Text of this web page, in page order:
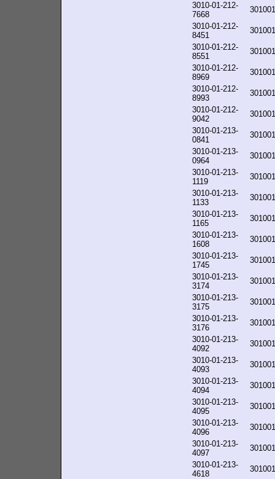
3010-01-212-
7668
3010-01-212-
8451
3010-01-212-
8551
3010-01-212-
8969
3010-01-212-
8993
3010-01-212-
9042
3010-01-213-
0841
3010-01-213-
0964
3010-01-213-
1119
3010-01-213-
1133
3010-01-213-
1165
3010-01-213-
1608
3010-01-213-
1745
3010-01-213-
3174
3010-01-213-
3175
3010-01-213-
3176
3010-01-213-
4092
3010-01-213-
4093
3010-01-213-
4094
3010-01-213-
4095
3010-01-213-
4096
3010-01-213-
4097
3010-01-213-
4618